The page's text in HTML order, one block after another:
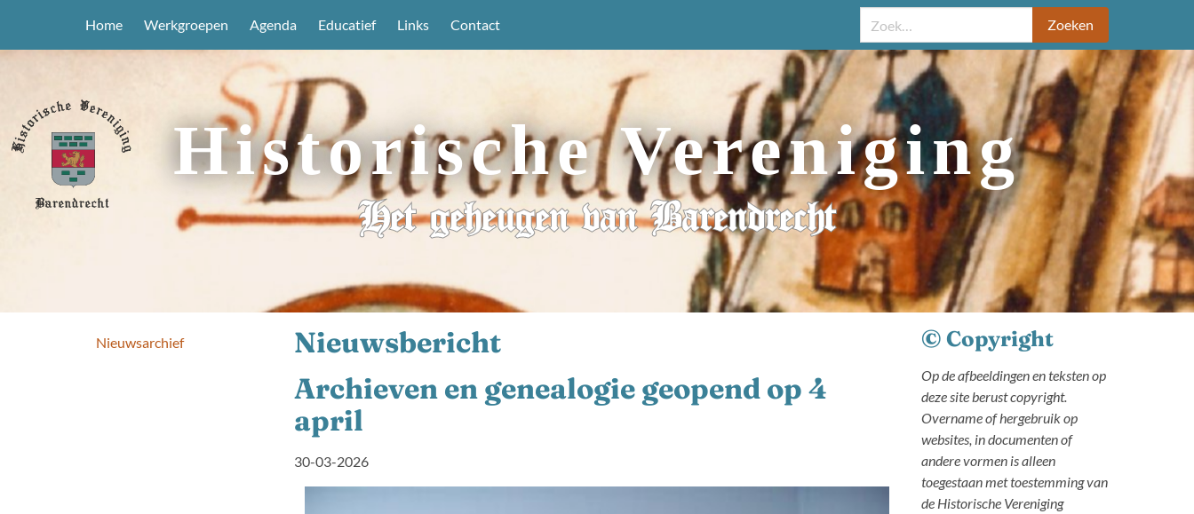
Home Werkgroepen Agenda Educatief Links Contact Zoeken
Historische Vereniging
Het geheugen van Barendrecht
Nieuwsarchief
Nieuwsbericht
Archieven en genealogie geopend op 4
april
30-03-2026
© Copyright
Op de afbeeldingen en teksten op
deze site berust copyright.
Overname of hergebruik op
websites, in documenten of
andere vormen is alleen
toegestaan met toestemming van
de Historische Vereniging